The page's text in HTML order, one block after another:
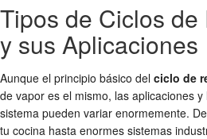
Tipos de Ciclos
y sus Aplicaciones
Aunque el principio básico del ciclo de
de vapor es el mismo, las aplicaciones
sistema pueden variar enormemente.
tu cocina hasta enormes sistemas